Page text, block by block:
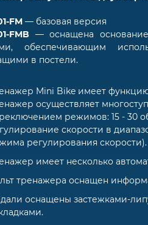
FM ― базовая версия
FMB ― оснащена
обеспечивающим
в постели.
Mini Bike имеет
осуществляет
режимов: 15 - 30
скорости в
регулирования скорости).
имеет несколько
тренажера оснащен
оснащены застежками-